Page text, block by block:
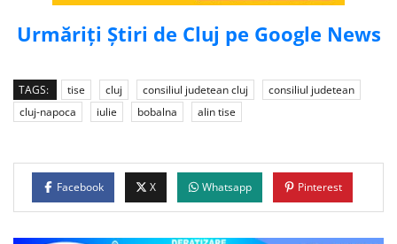
Urmăriți Știri de Cluj pe Google News
TAGS: tise cluj consiliul judetean cluj
consiliul judetean
cluj-napoca
iulie bobalna alin tise
Facebook X Whatsapp Pinterest